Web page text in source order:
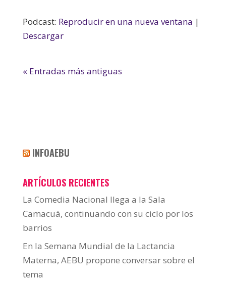
Podcast: Reproducir en una nueva ventana |
Descargar
« Entradas más antiguas
INFOAEBU
ARTÍCULOS RECIENTES
La Comedia Nacional llega a la Sala
Camacuá, continuando con su ciclo por los
barrios
En la Semana Mundial de la Lactancia
Materna, AEBU propone conversar sobre el
tema